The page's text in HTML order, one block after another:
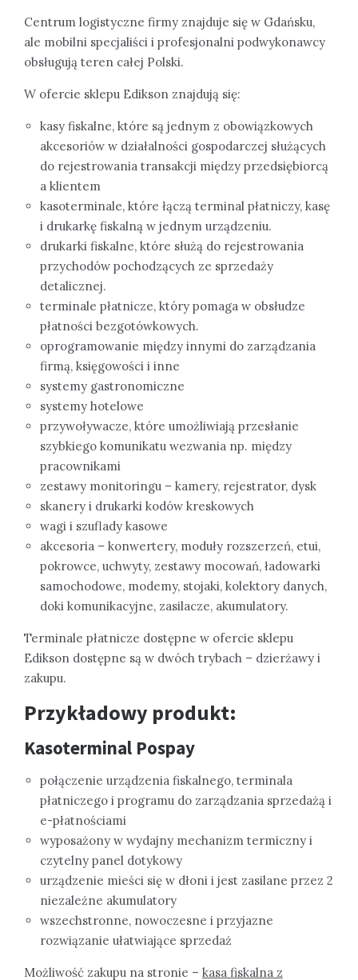
Centrum logistyczne firmy znajduje się w Gdańsku,
ale mobilni specjaliści i profesjonalni podwykonawcy
obsługują teren całej Polski.
W ofercie sklepu Edikson znajdują się:
kasy fiskalne, które są jednym z obowiązkowych
akcesoriów w działalności gospodarczej służących
do rejestrowania transakcji między przedsiębiorcą
a klientem
kasoterminale, które łączą terminal płatniczy, kasę
i drukarkę fiskalną w jednym urządzeniu.
drukarki fiskalne, które służą do rejestrowania
przychodów pochodzących ze sprzedaży
detalicznej.
terminale płatnicze, który pomaga w obsłudze
płatności bezgotówkowych.
oprogramowanie między innymi do zarządzania
firmą, księgowości i inne
systemy gastronomiczne
systemy hotelowe
przywoływacze, które umożliwiają przesłanie
szybkiego komunikatu wezwania np. między
pracownikami
zestawy monitoringu – kamery, rejestrator, dysk
skanery i drukarki kodów kreskowych
wagi i szuflady kasowe
akcesoria – konwertery, moduły rozszerzeń, etui,
pokrowce, uchwyty, zestawy mocowań, ładowarki
samochodowe, modemy, stojaki, kolektory danych,
doki komunikacyjne, zasilacze, akumulatory.
Terminale płatnicze dostępne w ofercie sklepu
Edikson dostępne są w dwóch trybach – dzierżawy i
zakupu.
Przykładowy produkt:
Kasoterminal Pospay
połączenie urządzenia fiskalnego, terminala
płatniczego i programu do zarządzania sprzedażą i
e-płatnościami
wyposażony w wydajny mechanizm termiczny i
czytelny panel dotykowy
urządzenie mieści się w dłoni i jest zasilane przez 2
niezależne akumulatory
wszechstronne, nowoczesne i przyjazne
rozwiązanie ułatwiające sprzedaż
Możliwość zakupu na stronie – kasa fiskalna z